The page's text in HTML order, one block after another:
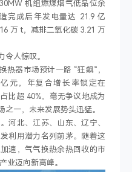
机组燃煤烟气低品位余
完成后年发电量达 21.9 亿
万 t，减排二氧化碳 3.21 万
人惊叹。
器市场预计一路 “狂飙”，
元，年复合增长率锁定在
比超 40%，毫无争议地成为
一，未来发展势头迅猛。
北、江苏、山东、辽宁、
利用潜力名列前茅。随着这
速，气气换热余热回收的市
业迈向新高峰。